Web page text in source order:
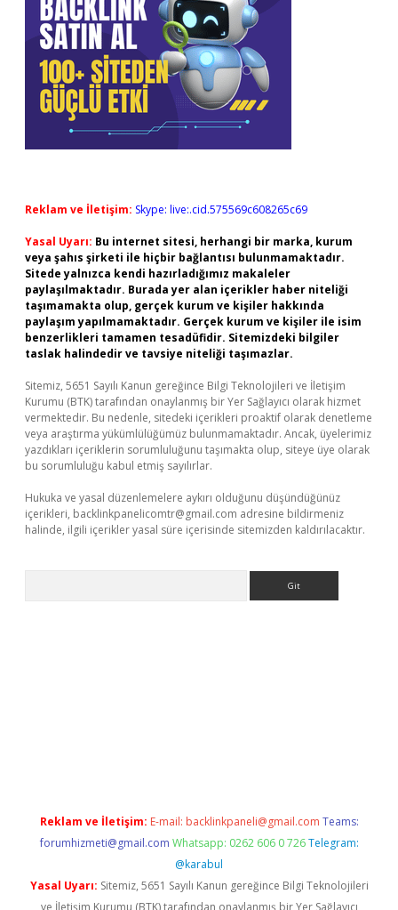
Reklam ve İletişim: Skype: live:.cid.575569c608265c69
Yasal Uyarı: Bu internet sitesi, herhangi bir marka, kurum
veya şahıs şirketi ile hiçbir bağlantısı bulunmamaktadır.
Sitede yalnızca kendi hazırladığımız makaleler
paylaşılmaktadır. Burada yer alan içerikler haber niteliği
taşımamakta olup, gerçek kurum ve kişiler hakkında
paylaşım yapılmamaktadır. Gerçek kurum ve kişiler ile isim
benzerlikleri tamamen tesadüfidir. Sitemizdeki bilgiler
taslak halindedir ve tavsiye niteliği taşımazlar.
Sitemiz, 5651 Sayılı Kanun gereğince Bilgi Teknolojileri ve İletişim
Kurumu (BTK) tarafından onaylanmış bir Yer Sağlayıcı olarak hizmet
vermektedir. Bu nedenle, sitedeki içerikleri proaktif olarak denetleme
veya araştırma yükümlülüğümüz bulunmamaktadır. Ancak, üyelerimiz
yazdıkları içeriklerin sorumluluğunu taşımakta olup, siteye üye olarak
bu sorumluluğu kabul etmiş sayılırlar.
Hukuka ve yasal düzenlemelere aykırı olduğunu düşündüğünüz
içerikleri, backlinkpanelicomtr@gmail.com adresine bildirmeniz
halinde, ilgili içerikler yasal süre içerisinde sitemizden kaldırılacaktır.
Reklam ve İletişim: E-mail: backlinkpaneli@gmail.com Teams:
forumhizmeti@gmail.com Whatsapp: 0262 606 0 726 Telegram:
@karabul
Yasal Uyarı: Sitemiz, 5651 Sayılı Kanun gereğince Bilgi Teknolojileri
ve İletişim Kurumu (BTK) tarafından onaylanmış bir Yer Sağlayıcı